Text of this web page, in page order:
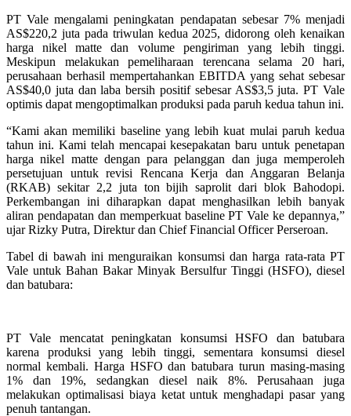
PT Vale mengalami peningkatan pendapatan sebesar 7% menjadi
AS$220,2 juta pada triwulan kedua 2025, didorong oleh kenaikan
harga nikel matte dan volume pengiriman yang lebih tinggi.
Meskipun melakukan pemeliharaan terencana selama 20 hari,
perusahaan berhasil mempertahankan EBITDA yang sehat sebesar
AS$40,0 juta dan laba bersih positif sebesar AS$3,5 juta. PT Vale
optimis dapat mengoptimalkan produksi pada paruh kedua tahun ini.
“Kami akan memiliki baseline yang lebih kuat mulai paruh kedua
tahun ini. Kami telah mencapai kesepakatan baru untuk penetapan
harga nikel matte dengan para pelanggan dan juga memperoleh
persetujuan untuk revisi Rencana Kerja dan Anggaran Belanja
(RKAB) sekitar 2,2 juta ton bijih saprolit dari blok Bahodopi.
Perkembangan ini diharapkan dapat menghasilkan lebih banyak
aliran pendapatan dan memperkuat baseline PT Vale ke depannya,”
ujar Rizky Putra, Direktur dan Chief Financial Officer Perseroan.
Tabel di bawah ini menguraikan konsumsi dan harga rata-rata PT
Vale untuk Bahan Bakar Minyak Bersulfur Tinggi (HSFO), diesel
dan batubara:
PT Vale mencatat peningkatan konsumsi HSFO dan batubara
karena produksi yang lebih tinggi, sementara konsumsi diesel
normal kembali. Harga HSFO dan batubara turun masing-masing
1% dan 19%, sedangkan diesel naik 8%. Perusahaan juga
melakukan optimalisasi biaya ketat untuk menghadapi pasar yang
penuh tantangan.